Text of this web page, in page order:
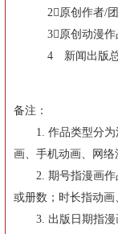
2原创作者/团
3原创动漫作品
4 新闻出版总署“
备注：
1. 作品类型分为漫
画、手机动画、网络
2. 期号指漫画作品
或册数；时长指动画
3. 出版日期指漫画